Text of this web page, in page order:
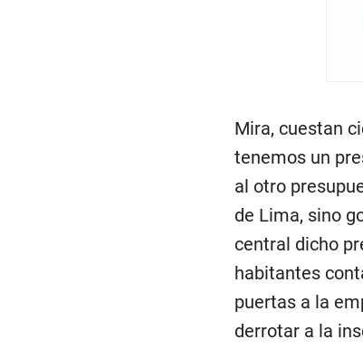
Mira, cuestan
tenemos un
al otro
de Lima, sino
central dicho
habitantes
puertas a la
derrotar a la